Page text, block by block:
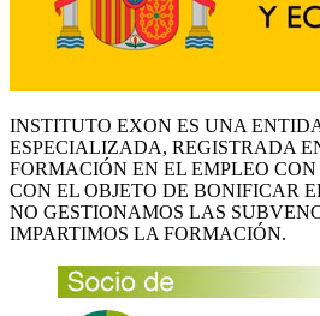
INSTITUTO EXON ES UNA
ESPECIALIZADA, REGISTRADA
FORMACIÓN EN EL EMPLEO CON
CON EL OBJETO DE BONIFICAR
NO GESTIONAMOS LAS
IMPARTIMOS LA FORMACIÓN.